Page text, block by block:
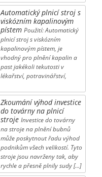
Automatický plnicí stroj s
viskózním kapalinovým
pístem Použití: Automatický
plnicí stroj s viskózním
kapalinovým pístem, je
vhodný pro plnění kapalin a
past jakékoli tekutosti v
lékařství, potravinářství,
Zkoumání výhod investice
do továrny na plnicí
stroje Investice do továrny
na stroje na plnění bubnů
může poskytnout řadu výhod
podnikům všech velikostí. Tyto
stroje jsou navrženy tak, aby
rychle a přesně plnily sudy […]